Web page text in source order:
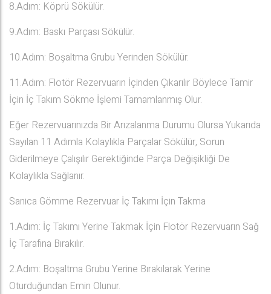
8.Adım: Köprü Sökülür.
9.Adım: Baskı Parçası Sökülür.
10.Adım: Boşaltma Grubu Yerinden Sökülür.
11.Adım: Flotör Rezervuarın İçinden Çıkarılır Böylece Tamir
İçin İç Takım Sökme İşlemi Tamamlanmış Olur.
Eğer Rezervuarınızda Bir Arızalanma Durumu Olursa Yukarıda
Sayılan 11 Adımla Kolaylıkla Parçalar Sökülür, Sorun
Giderilmeye Çalışılır Gerektiğinde Parça Değişikliği De
Kolaylıkla Sağlanır.
Sanica Gömme Rezervuar İç Takımı İçin Takma
1.Adım: İç Takımı Yerine Takmak İçin Flotör Rezervuarın Sağ
İç Tarafına Bırakılır.
2.Adım: Boşaltma Grubu Yerine Bırakılarak Yerine
Oturduğundan Emin Olunur.